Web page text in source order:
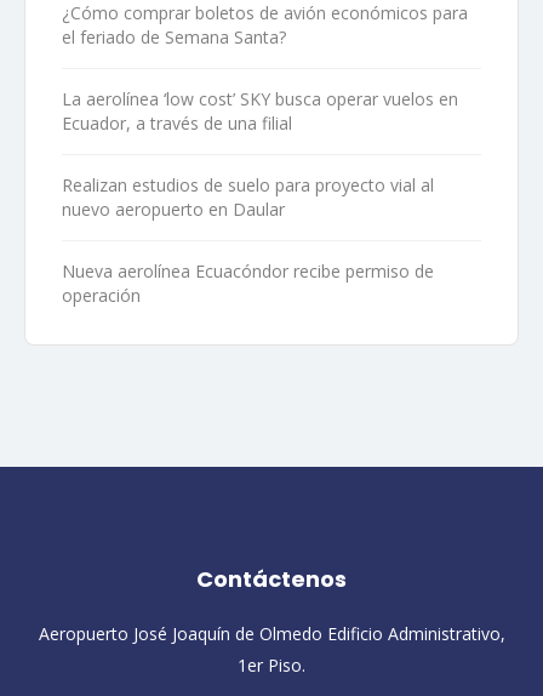
¿Cómo comprar boletos de avión económicos para
el feriado de Semana Santa?
La aerolínea ‘low cost’ SKY busca operar vuelos en
Ecuador, a través de una filial
Realizan estudios de suelo para proyecto vial al
nuevo aeropuerto en Daular
Nueva aerolínea Ecuacóndor recibe permiso de
operación
Contáctenos
Aeropuerto José Joaquín de Olmedo Edificio Administrativo,
1er Piso.